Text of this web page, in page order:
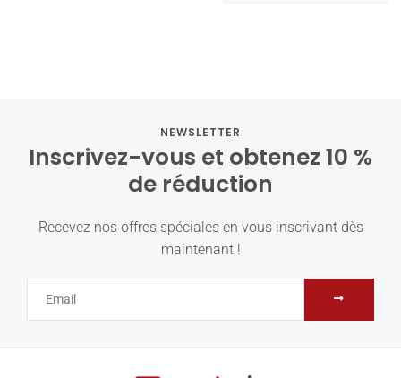
NEWSLETTER
Inscrivez-vous et obtenez 10 %
de réduction
Recevez nos offres spéciales en vous inscrivant dès
maintenant !